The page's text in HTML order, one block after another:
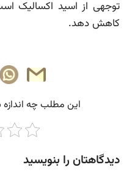
توجهی از اسید اکسالیک
کاهش دهد.
این مطلب چه‌ اندازه
دیدگاهتان را بنویسید